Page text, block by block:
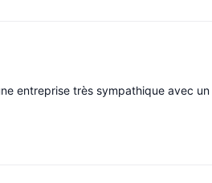
entreprise très sympathique avec